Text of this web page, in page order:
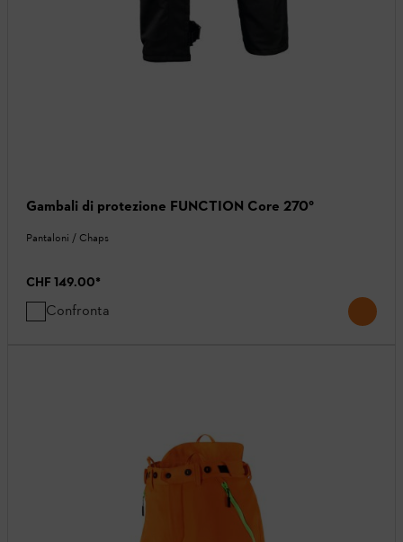
Gambali di protezione FUNCTION Core 270°
Pantaloni / Chaps
CHF 149.00*
Confronta